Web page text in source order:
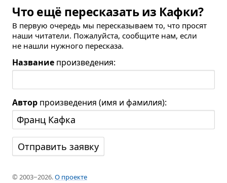
Что ещё пересказать из Кафки?
В первую очередь мы пересказываем то, что просят
наши читатели. Пожалуйста, сообщите нам, если
не нашли нужного пересказа.
Название произведения:
Автор произведения (имя и фамилия):
© 2003−2026.О проекте